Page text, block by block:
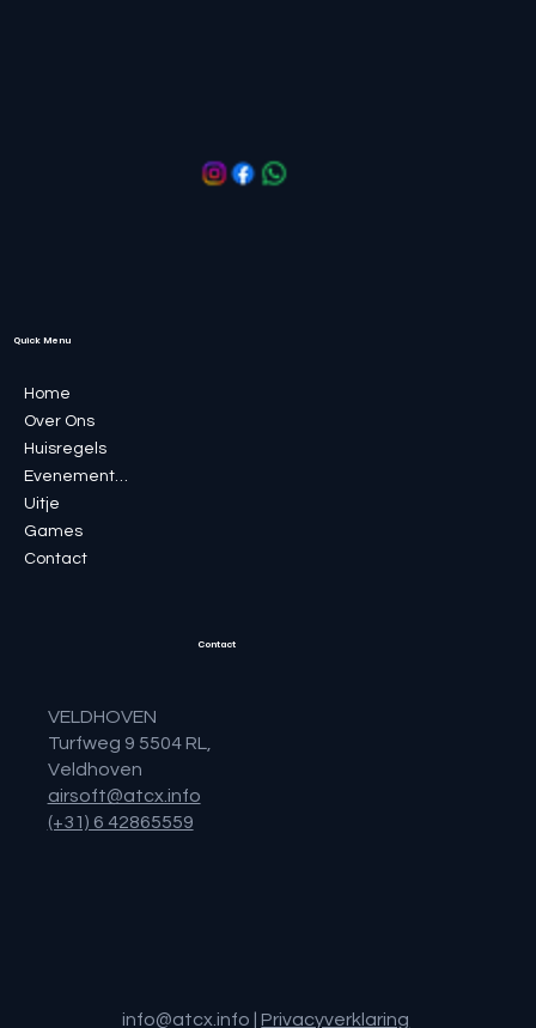
Quick Menu
Home
Over Ons
Huisregels
Uitje
Games
Contact
Contact
VELDHOVEN
Turfweg 9 5504 RL,
Veldhoven
airsoft@atcx.info
(+31) 6 42865559
info@atcx.info |Privacyverklaring